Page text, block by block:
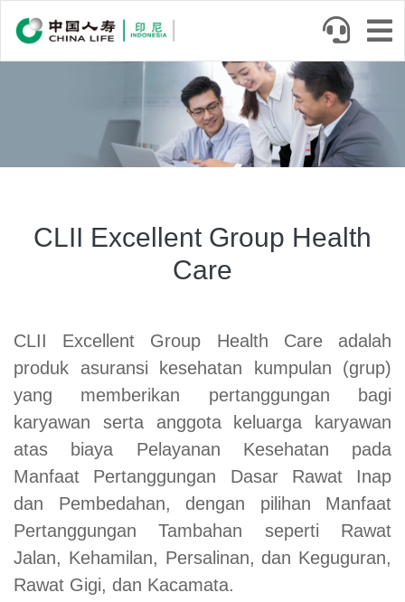
content
CLII Excellent Group Health
Care
CLII Excellent Group Health Care adalah
produk asuransi kesehatan kumpulan (grup)
yang memberikan pertanggungan bagi
karyawan serta anggota keluarga karyawan
atas biaya Pelayanan Kesehatan pada
Manfaat Pertanggungan Dasar Rawat Inap
dan Pembedahan, dengan pilihan Manfaat
Pertanggungan Tambahan seperti Rawat
Jalan, Kehamilan, Persalinan, dan Keguguran,
Rawat Gigi, dan Kacamata.